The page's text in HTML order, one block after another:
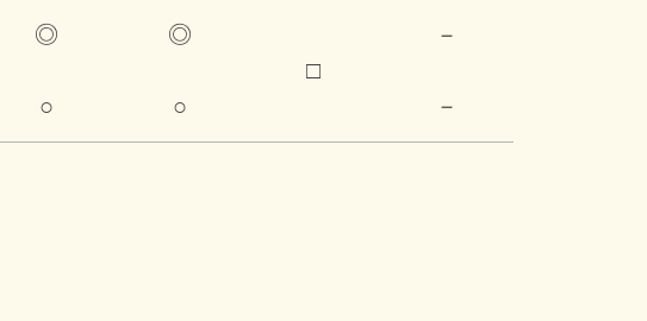
◎
◎
□
－
○ ○ －